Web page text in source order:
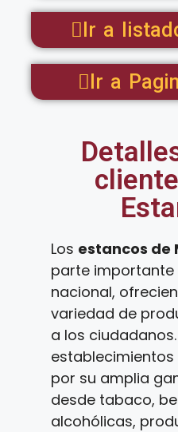
Ir a
Ir a
Los estancos de
parte
nacional,
variedad de
a los
por su amplia
desde tabaco,
alcohólicas,